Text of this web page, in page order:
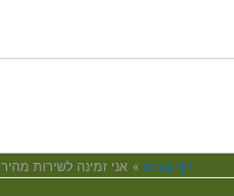
דף הבית אני זמינה לשירות